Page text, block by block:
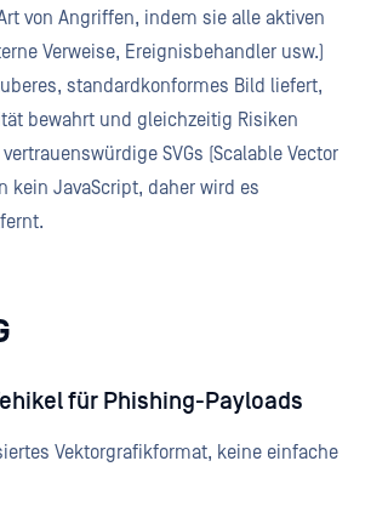
von Angriffen, indem sie alle aktiven
Verweise, Ereignisbehandler usw.)
standardkonformes Bild liefert,
bewahrt und gleichzeitig Risiken
SVGs (Scalable Vector
kein JavaScript, daher wird es
für Phishing-Payloads
Vektorgrafikformat, keine einfache